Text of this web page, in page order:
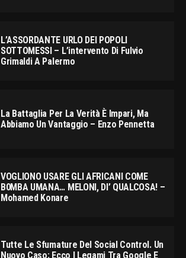
L’ASSORDANTE URLO DEI POPOLI
SOTTOMESSI – L’intervento Di Fulvio
Grimaldi A Palermo
La Battaglia Per La Verità È Impari, Ma
Abbiamo Un Vantaggio – Enzo Pennetta
VOGLIONO USARE GLI AFRICANI COME
B0MBA UMANA… MELONI, DI’ QUALCOSA! –
Mohamed Konare
Tutte Le Sfumature Del Social Control. Un
Nuovo Caso: Ecco I Legami Tra Google E